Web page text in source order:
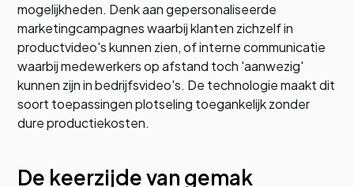
mogelijkheden. Denk aan gepersonaliseerde
marketingcampagnes waarbij klanten zichzelf in
productvideo's kunnen zien, of interne communicatie
waarbij medewerkers op afstand toch 'aanwezig'
kunnen zijn in bedrijfsvideo's. De technologie maakt dit
soort toepassingen plotseling toegankelijk zonder
dure productiekosten.
De keerzijde van gemak